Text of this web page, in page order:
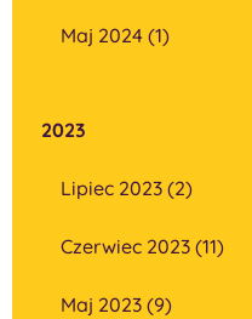
Maj 2024 (1)
2023
Lipiec 2023 (2)
Czerwiec 2023 (11)
Maj 2023 (9)